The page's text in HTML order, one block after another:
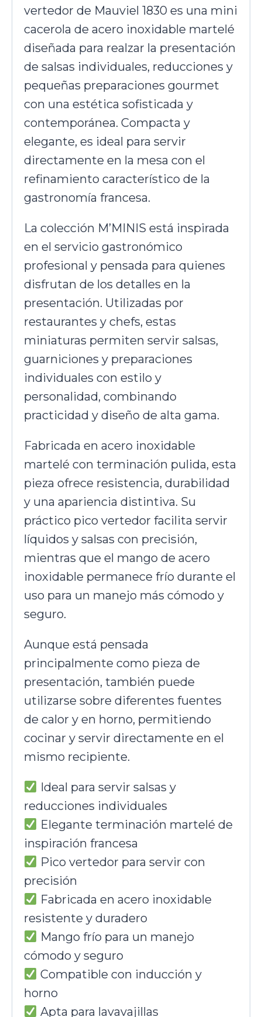
vertedor de Mauviel 1830 es una mini
cacerola de acero inoxidable martelé
diseñada para realzar la presentación
de salsas individuales, reducciones y
pequeñas preparaciones gourmet
con una estética sofisticada y
contemporánea. Compacta y
elegante, es ideal para servir
directamente en la mesa con el
refinamiento característico de la
gastronomía francesa.
La colección M’MINIS está inspirada
en el servicio gastronómico
profesional y pensada para quienes
disfrutan de los detalles en la
presentación. Utilizadas por
restaurantes y chefs, estas
miniaturas permiten servir salsas,
guarniciones y preparaciones
individuales con estilo y
personalidad, combinando
practicidad y diseño de alta gama.
Fabricada en acero inoxidable
martelé con terminación pulida, esta
pieza ofrece resistencia, durabilidad
y una apariencia distintiva. Su
práctico pico vertedor facilita servir
líquidos y salsas con precisión,
mientras que el mango de acero
inoxidable permanece frío durante el
uso para un manejo más cómodo y
seguro.
Aunque está pensada
principalmente como pieza de
presentación, también puede
utilizarse sobre diferentes fuentes
de calor y en horno, permitiendo
cocinar y servir directamente en el
mismo recipiente.
Ideal para servir salsas y
reducciones individuales
Elegante terminación martelé de
inspiración francesa
Pico vertedor para servir con
precisión
Fabricada en acero inoxidable
resistente y duradero
Mango frío para un manejo
cómodo y seguro
Compatible con inducción y
horno
Apta para lavavajillas